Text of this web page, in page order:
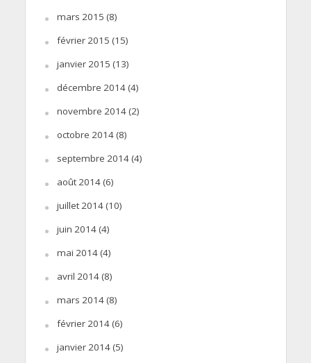
mars 2015 (8)
février 2015 (15)
janvier 2015 (13)
décembre 2014(4)
novembre 2014(2)
octobre 2014(8)
septembre 2014(4)
août 2014(6)
juillet 2014(10)
juin 2014(4)
mai 2014(4)
avril 2014(8)
mars 2014(8)
février 2014(6)
janvier 2014(5)